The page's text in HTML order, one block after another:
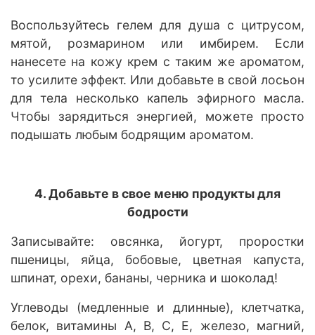
Воспользуйтесь гелем для душа с цитрусом,
мятой, розмарином или имбирем. Если
нанесете на кожу крем с таким же ароматом,
то усилите эффект. Или добавьте в свой лосьон
для тела несколько капель эфирного масла.
Чтобы зарядиться энергией, можете просто
подышать любым бодрящим ароматом.
4. Добавьте в свое меню продукты для
бодрости
Записывайте: овсянка, йогурт, проростки
пшеницы, яйца, бобовые, цветная капуста,
шпинат, орехи, бананы, черника и шоколад!
Углеводы (медленные и длинные), клетчатка,
белок, витамины А, B, С, E, железо, магний,